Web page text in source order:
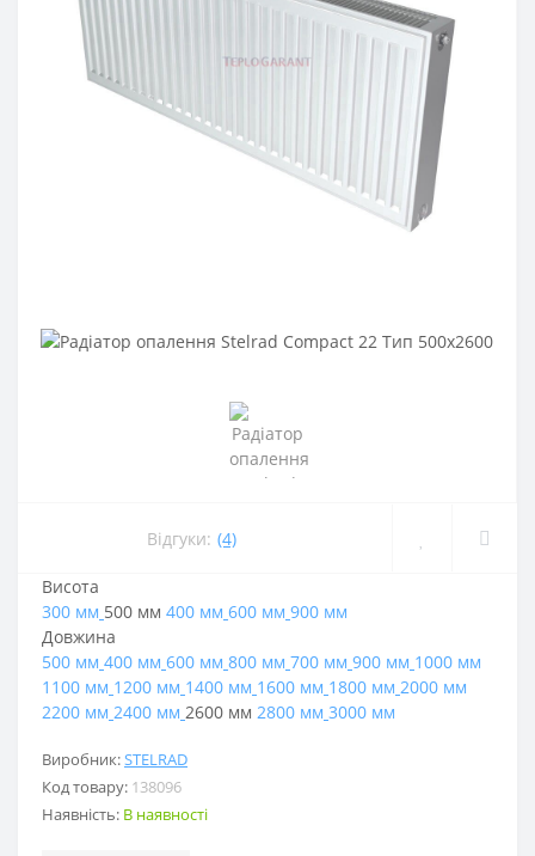
Відгуки: (4)
Виробник:STELRAD
Код товару: 138096
Наявність: В наявності
Висота
300 мм 500 мм 400 мм 600 мм 900 мм
Довжина
500 мм 400 мм 600 мм 800 мм 700 мм 900 мм 1000 мм
1100 мм 1200 мм 1400 мм 1600 мм 1800 мм 2000 мм
2200 мм 2400 мм 2600 мм 2800 мм 3000 мм